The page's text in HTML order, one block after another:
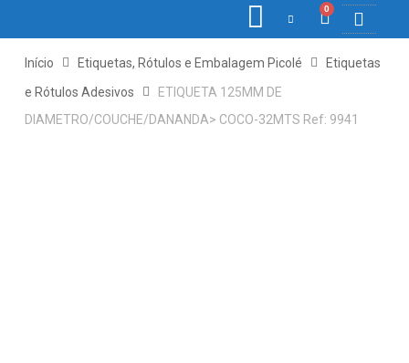
0
Início Etiquetas, Rótulos e Embalagem Picolé
Etiquetas
e Rótulos Adesivos
ETIQUETA 125MM DE
DIAMETRO/COUCHE/DANANDA> COCO-32MTS Ref: 9941